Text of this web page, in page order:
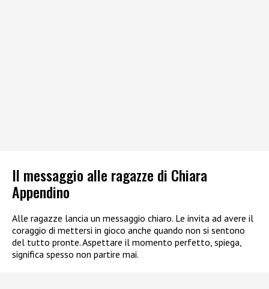
Il messaggio alle ragazze di Chiara
Appendino
Alle ragazze lancia un messaggio chiaro. Le invita ad avere il
coraggio di mettersi in gioco anche quando non si sentono
del tutto pronte. Aspettare il momento perfetto, spiega,
significa spesso non partire mai.